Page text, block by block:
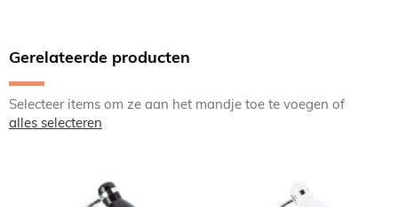
Gerelateerde producten
Selecteer items om ze aan het mandje toe te voegen of
alles selecteren